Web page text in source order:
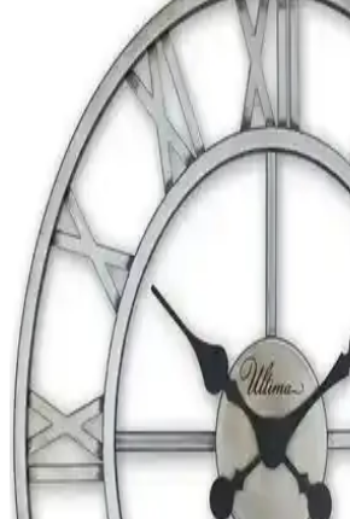
Cadence mermer efekti gümüş ifadesi
olarak öne çıkıyor ancak mevcut arama
bulunmuyor. Mermer ve gümüş tonları
KristalGalerisi 6 Kişilik Gümüş
Seti Şıklık ve Fonksiyonelliğin
KristalGalerisi'nin 6 kişilik gümüş renkli çay
çelik malzemesi ve şık tasarımıyla günlük ve
estetik katar, uzun ömürlü ve kullanışlıdır.
Ege Modüler Beyaz Gümüş Metal
Sehpa Seti Modern ve Şık Tasarım
Ege Modüler Zigon Sehpa, modern tasarımı
malzemeleriyle yaşam alanlarınızı şık ve
Üçlü set, farklı boyutlarıyla çeşitli
detaylarıyla dikkat çeker.
Modern ve Şık Gümüş Güneş
ve Fonksiyonellik Bir Arada